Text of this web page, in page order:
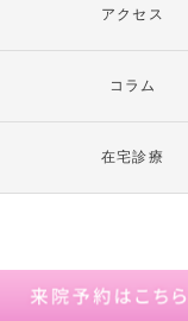
アクセス
コラム
在宅診療